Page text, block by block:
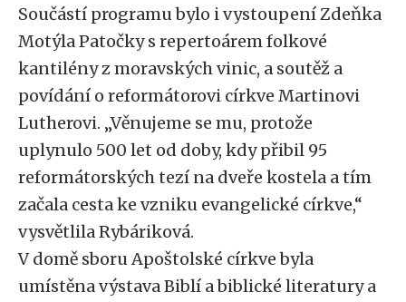
Součástí programu bylo i vystoupení Zdeňka
Motýla Patočky s repertoárem folkové
kantilény z moravských vinic, a soutěž a
povídání o reformátorovi církve Martinovi
Lutherovi. „Věnujeme se mu, protože
uplynulo 500 let od doby, kdy přibil 95
reformátorských tezí na dveře kostela a tím
začala cesta ke vzniku evangelické církve,“
vysvětlila Rybáriková.
V domě sboru Apoštolské církve byla
umístěna výstava Biblí a biblické literatury a